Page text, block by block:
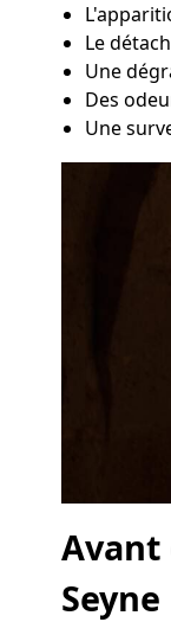
Le
Une
Des
Une
Avant
Seyne